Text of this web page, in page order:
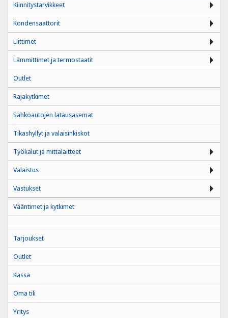
Kiinnitystarvikkeet
Kondensaattorit
Liittimet
Lämmittimet ja termostaatit
Outlet
Rajakytkimet
Sähköautojen latausasemat
Tikashyllyt ja valaisinkiskot
Työkalut ja mittalaitteet
Valaistus
Vastukset
Vääntimet ja kytkimet
Tarjoukset
Outlet
Kassa
Oma tili
Yritys